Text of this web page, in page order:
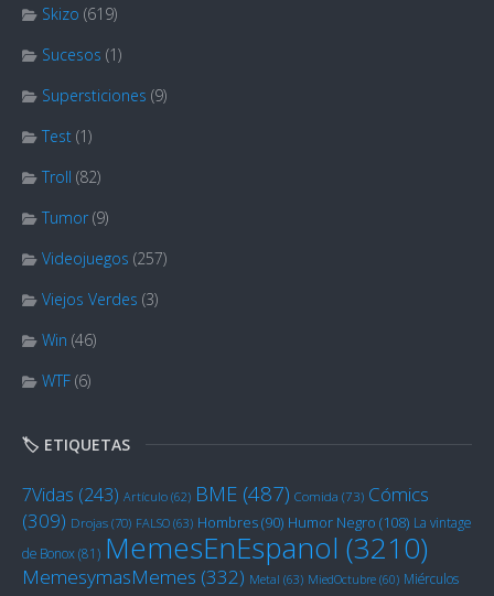
Skizo (619)
Sucesos (1)
Supersticiones (9)
Test (1)
Troll (82)
Tumor (9)
Videojuegos (257)
Viejos Verdes (3)
Win (46)
WTF (6)
🏷️ ETIQUETAS
7Vidas (243) Artículo (62) BME (487) Comida (73) Cómics
(309) Drojas (70) FALSO (63) Hombres(90) Humor Negro (108) La vintage
de Bonox(81) MemesEnEspanol (3210)
MemesymasMemes (332) Metal (63) MiedOctubre (60) Miérculos